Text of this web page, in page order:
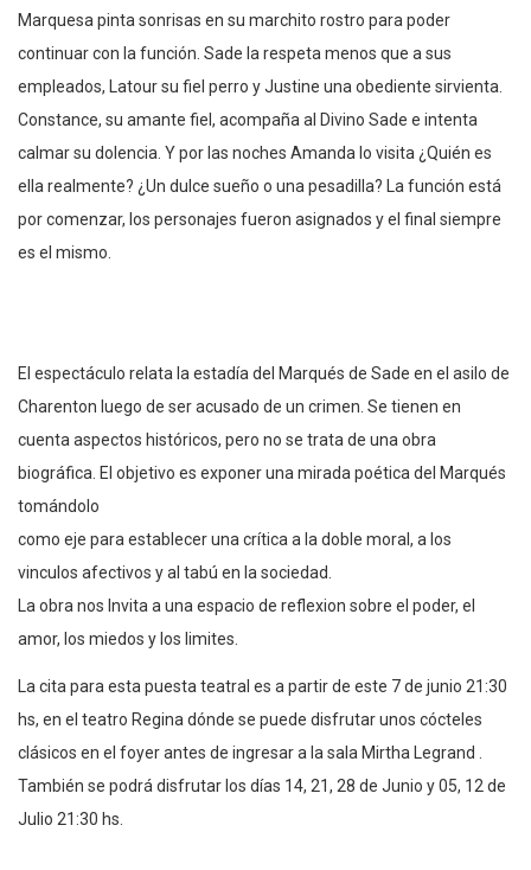
Marquesa pinta sonrisas en su marchito rostro para poder
continuar con la función. Sade la respeta menos que a sus
empleados, Latour su fiel perro y Justine una obediente sirvienta.
Constance, su amante fiel, acompaña al Divino Sade e intenta
calmar su dolencia. Y por las noches Amanda lo visita ¿Quién es
ella realmente? ¿Un dulce sueño o una pesadilla? La función está
por comenzar, los personajes fueron asignados y el final siempre
es el mismo.
El espectáculo relata la estadía del Marqués de Sade en el asilo de
Charenton luego de ser acusado de un crimen. Se tienen en
cuenta aspectos históricos, pero no se trata de una obra
biográfica. El objetivo es exponer una mirada poética del Marqués
tomándolo
como eje para establecer una crítica a la doble moral, a los
vinculos afectivos y al tabú en la sociedad.
La obra nos Invita a una espacio de reflexion sobre el poder, el
amor, los miedos y los limites.
La cita para esta puesta teatral es a partir de este 7 de junio 21:30
hs, en el teatro Regina dónde se puede disfrutar unos cócteles
clásicos en el foyer antes de ingresar a la sala Mirtha Legrand .
También se podrá disfrutar los días 14, 21, 28 de Junio y 05, 12 de
Julio 21:30 hs.